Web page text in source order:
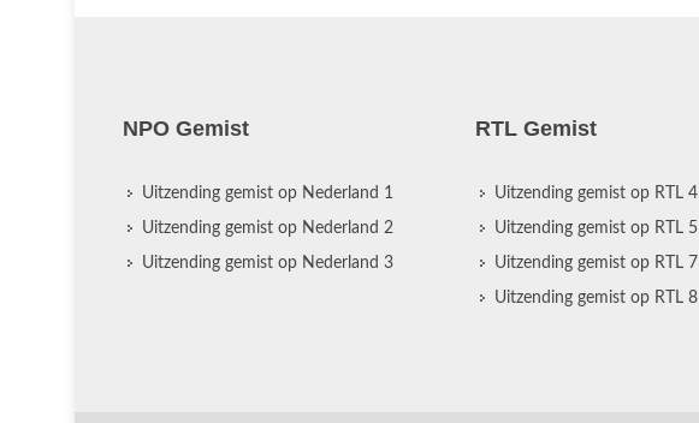
NPO Gemist
Uitzending gemist op Nederland 1
Uitzending gemist op Nederland 2
Uitzending gemist op Nederland 3
RTL Gemist
Uitzending gemist op RTL 4
Uitzending gemist op RTL 5
Uitzending gemist op RTL 7
Uitzending gemist op RTL 8